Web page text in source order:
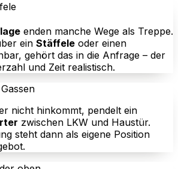
enden manche Wege als Treppe.
ein Stäffele oder einen
gehört das in die Anfrage – der
und Zeit realistisch.
nicht hinkommt, pendelt ein
zwischen LKW und Haustür.
steht dann als eigene Position